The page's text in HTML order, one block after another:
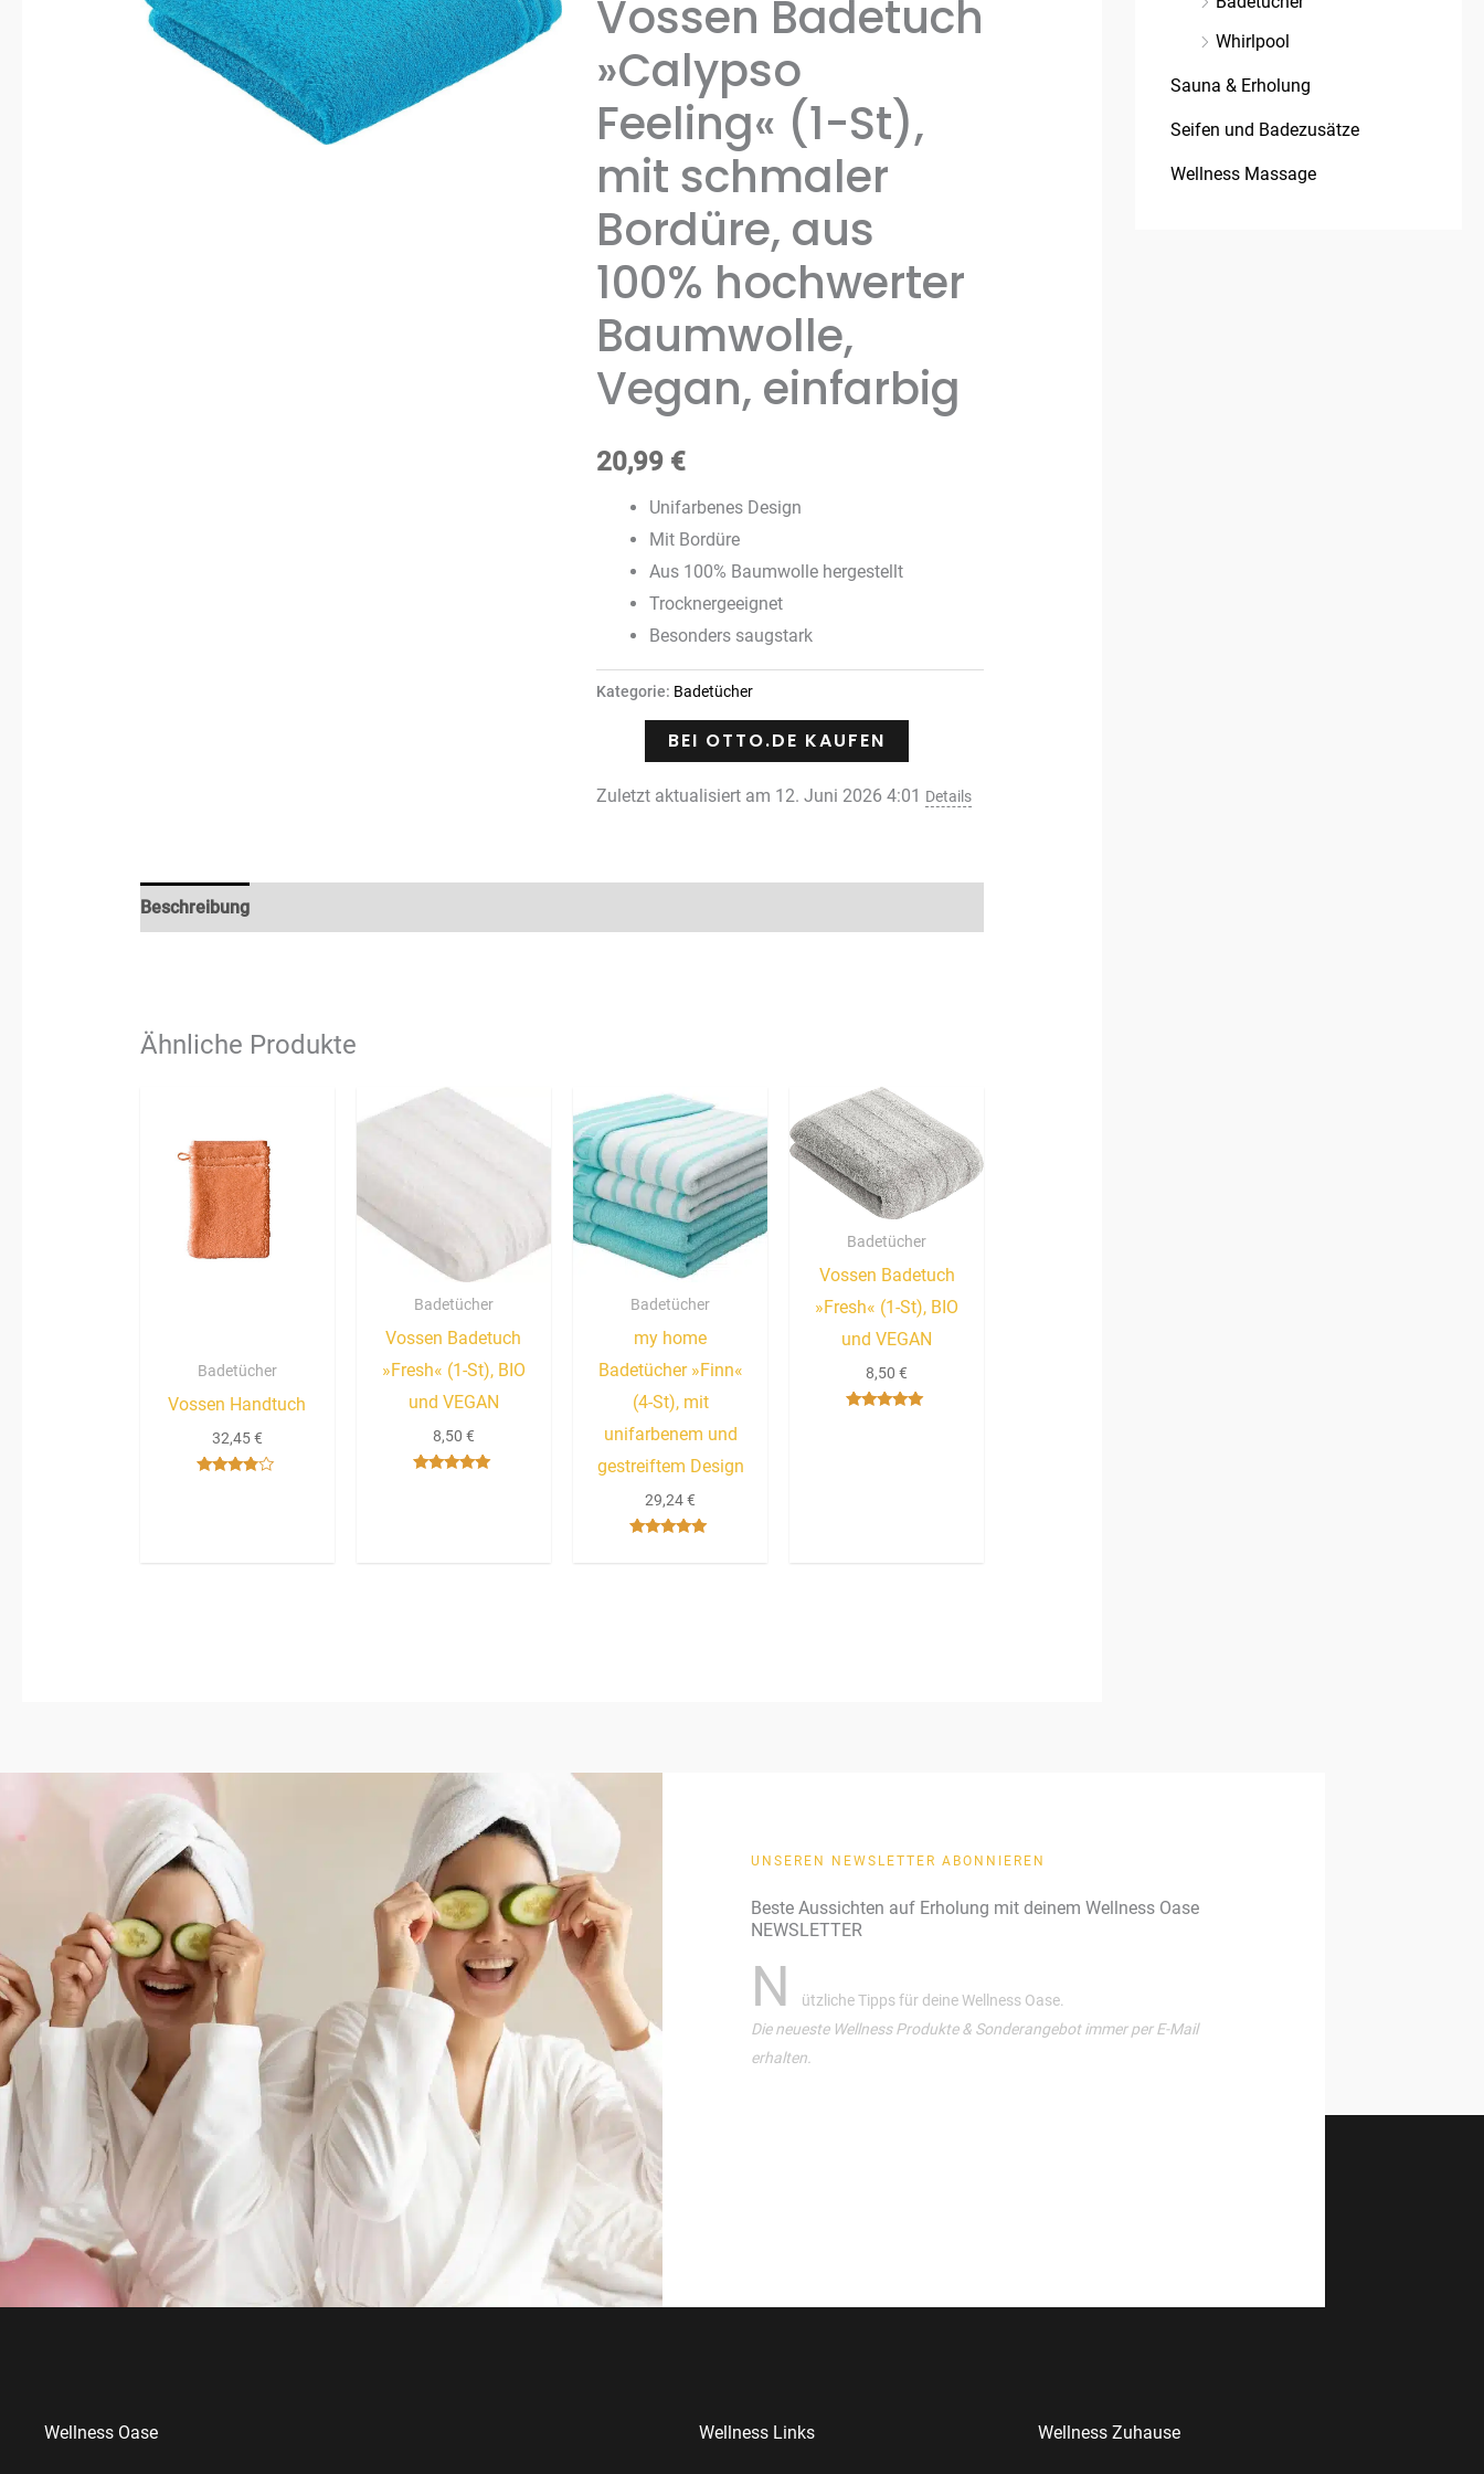
Vossen Badetuch
»Calypso
Feeling« (1-St),
mit schmaler
Bordüre, aus
100% hochwerter
Baumwolle,
Vegan, einfarbig
20,99 €
Unifarbenes Design
Mit Bordüre
Aus 100% Baumwolle hergestellt
Trocknergeeignet
Besonders saugstark
Kategorie: Badetücher
BEI OTTO.DE KAUFEN
Zuletzt aktualisiert am 12. Juni 2026 4:01 Details
Beschreibung
Ähnliche Produkte
Badetücher
Vossen Handtuch
32,45€
Badetücher
Vossen Badetuch
»Fresh« (1-St), BIO
und VEGAN
8,50 €
Badetücher
my home
Badetücher »Finn«
(4-St), mit
unifarbenem und
gestreiftem Design
29,24€
Badetücher
Vossen Badetuch
»Fresh« (1-St), BIO
und VEGAN
8,50€
Whirlpool
Sauna & Erholung
Seifen und Badezusätze
Wellness Massage
UNSEREN NEWSLETTER ABONNIEREN
Beste Aussichten auf Erholung mit deinem Wellness Oase
NEWSLETTER
N
ützliche Tipps für deine Wellness Oase.
Die neueste Wellness Produkte & Sonderangebot immer per E-Mail
erhalten.
Wellness Oase Wellness Links Wellness Zuhause